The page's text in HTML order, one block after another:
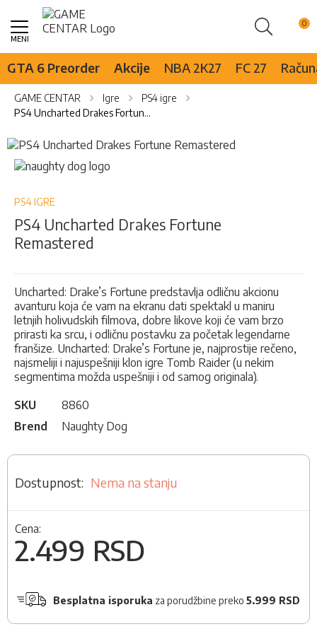
Pretraži
Skip
Content
GTA 6 Preorder Akcije NBA 2K27 FC 27
GAME CENTAR Igre
PS4 igre
PS4 Uncharted Drakes Fortune Remastered
Skip
to
the
of
images
gallery
Skip
to
beginning
the
images
PS4 IGRE
PS4 Uncharted Drakes Fortune
Remastered
Uncharted: Drake’s Fortune predstavlja odličnu akcionu
avanturu koja će vam na ekranu dati spektakl u maniru
letnjih holivudskih filmova, dobre likove koji će vam brzo
prirasti ka srcu, i odličnu postavku za početak legendarne
franšize. Uncharted: Drake’s Fortune je, najprostije rečeno,
najsmeliji i najuspešniji klon igre Tomb Raider (u nekim
segmentima možda uspešniji i od samog originala).
SKU
8860
Brend
Naughty Dog
Nema na stanju
Cena:
2.499 RSD
Besplatna isporuka za porudžbine preko 5.999 RSD